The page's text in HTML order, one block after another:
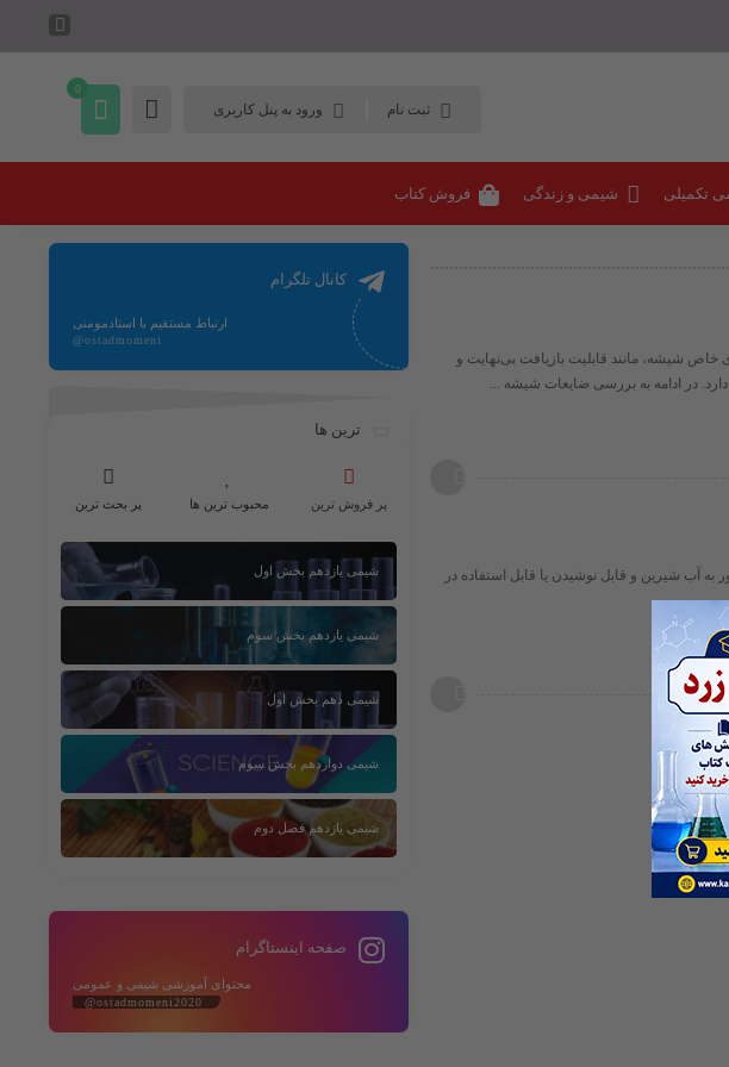
ثبت نام ورود به پنل کاربری
0
تکمیلی شیمی و زندگی فروش کتاب
خاص شیشه، مانند قابلیت بازیافت بی‌نهایت و
در ادامه به بررسی ضایعات شیشه ...
آب شیرین و قابل نوشیدن یا قابل استفاده در
کانال تلگرام
ارتباط مستقیم با استادمومنی
@ostadmomeni
ترین ها
پر فروش ترین محبوب ترین ها پر بحث ترین
شیمی یازدهم بخش اول
شیمی یازدهم بخش سوم
شیمی دهم بخش اول
شیمی دوازدهم بخش سوم
شیمی یازدهم فصل دوم
صفحه اینستاگرام
محتوای آموزشی شیمی و عمومی
@ostadmomeni2020